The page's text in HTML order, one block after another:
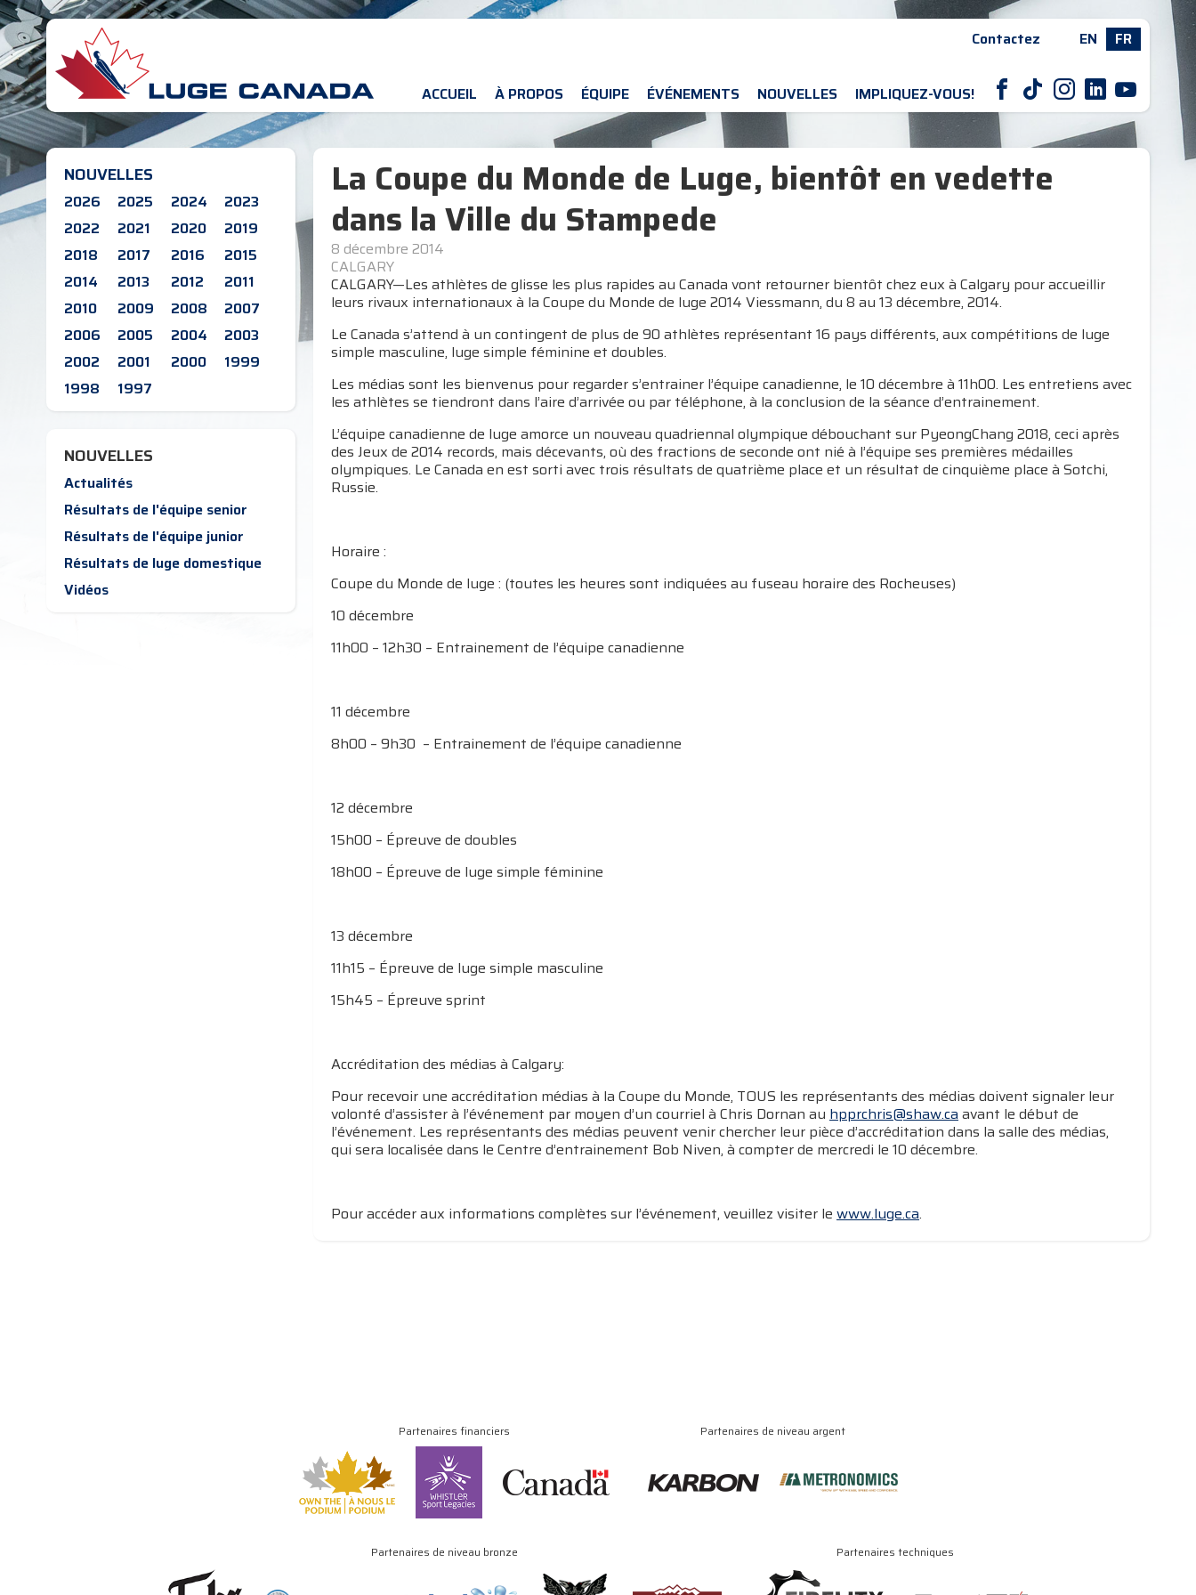
Contactez EN FR
ACCUEIL À PROPOS ÉQUIPE ÉVÉNEMENTS NOUVELLES IMPLIQUEZ-VOUS! F T I L Y
NOUVELLES
2026 2025 2024
2023
2022
2021 2020
2019
2018
2017 2016
2015
2014
2013 2012
2011
2010
2009 2008
2007
2006
2005 2004
2003
2002
2001 2000
1999
1998
1997
NOUVELLES
Actualités
Résultats de l'équipe senior
Résultats de l'équipe junior
Résultats de luge domestique
Vidéos
La Coupe du Monde de Luge, bientôt en vedette
dans la Ville du Stampede
8 décembre 2014
CALGARY
CALGARY—Les athlètes de glisse les plus rapides au Canada vont retourner bientôt chez eux à Calgary pour accueillir
leurs rivaux internationaux à la Coupe du Monde de luge 2014 Viessmann, du 8 au 13 décembre, 2014.
Le Canada s’attend à un contingent de plus de 90 athlètes représentant 16 pays différents, aux compétitions de luge
simple masculine, luge simple féminine et doubles.
Les médias sont les bienvenus pour regarder s’entrainer l’équipe canadienne, le 10 décembre à 11h00. Les entretiens avec
les athlètes se tiendront dans l’aire d’arrivée ou par téléphone, à la conclusion de la séance d’entrainement.
L’équipe canadienne de luge amorce un nouveau quadriennal olympique débouchant sur PyeongChang 2018, ceci après
des Jeux de 2014 records, mais décevants, où des fractions de seconde ont nié à l’équipe ses premières médailles
olympiques. Le Canada en est sorti avec trois résultats de quatrième place et un résultat de cinquième place à Sotchi,
Russie.
Horaire :
Coupe du Monde de luge : (toutes les heures sont indiquées au fuseau horaire des Rocheuses)
10 décembre
11h00 – 12h30 – Entrainement de l’équipe canadienne
11 décembre
8h00 – 9h30 – Entrainement de l’équipe canadienne
12 décembre
15h00 – Épreuve de doubles
18h00 – Épreuve de luge simple féminine
13 décembre
11h15 – Épreuve de luge simple masculine
15h45 – Épreuve sprint
Accréditation des médias à Calgary:
Pour recevoir une accréditation médias à la Coupe du Monde, TOUS les représentants des médias doivent signaler leur
volonté d’assister à l’événement par moyen d’un courriel à Chris Dornan au hpprchris@shaw.caavant le début de
l’événement. Les représentants des médias peuvent venir chercher leur pièce d’accréditation dans la salle des médias,
qui sera localisée dans le Centre d’entrainement Bob Niven, à compter de mercredi le 10 décembre.
Pour accéder aux informations complètes sur l’événement, veuillez visiter le www.luge.ca.
Partenaires financiers Partenaires de niveau argent
Partenaires de niveau bronze Partenaires techniques